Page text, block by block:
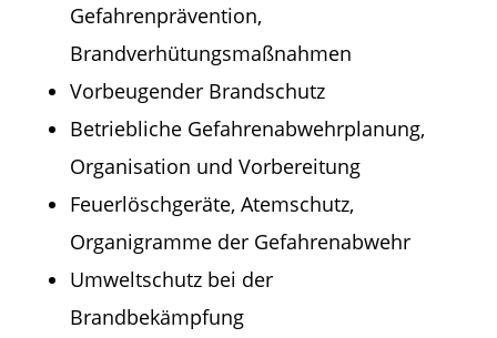
Gefahrenprävention,
Brandverhütungsmaßnahmen
Vorbeugender Brandschutz
Betriebliche Gefahrenabwehrplanung,
Organisation und Vorbereitung
Feuerlöschgeräte, Atemschutz,
Organigramme der Gefahrenabwehr
Umweltschutz bei der
Brandbekämpfung